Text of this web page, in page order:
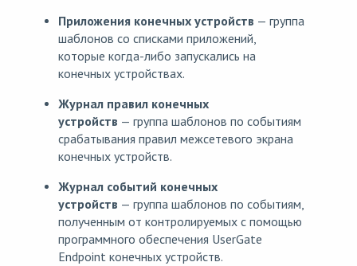
Приложения конечных устройств — группа
шаблонов со списками приложений,
которые когда-либо запускались на
конечных устройствах.
Журнал правил конечных
устройств — группа шаблонов по событиям
срабатывания правил межсетевого экрана
конечных устройств.
Журнал событий конечных
устройств — группа шаблонов по событиям,
полученным от контролируемых с помощью
программного обеспечения UserGate
Endpoint конечных устройств.